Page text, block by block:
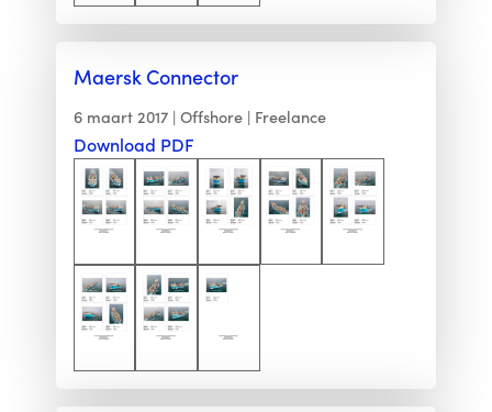
Maersk Connector
6 maart 2017 Offshore Freelance
Download PDF